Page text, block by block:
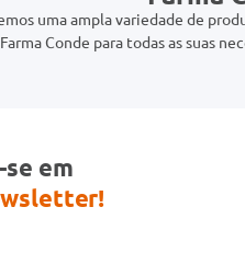
uma ampla variedade de
Conde para todas as suas
em